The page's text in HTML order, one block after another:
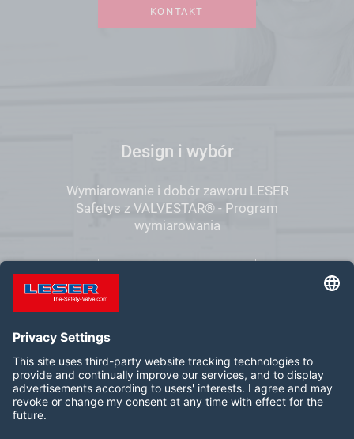
KONTAKT
Design i wybór
Wymiarowanie i dobór zaworu LESER
Safetys z VALVESTAR® - Program
wymiarowania
Follow us on: